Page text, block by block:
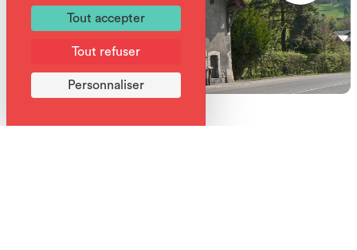
Tout accepter
Tout refuser
Personnaliser